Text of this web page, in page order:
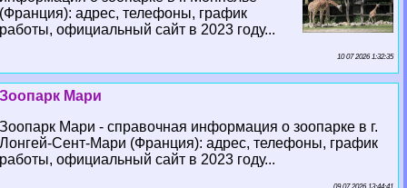
(Франция): адрес, телефоны, график
работы, официальный сайт в 2023 году...
10 07 2026 1:32:35
Зоопарк Мари
Зоопарк Мари - справочная информация о зоопарке в г.
Лонгeй-Сент-Мари (Франция): адрес, телефоны, график
работы, официальный сайт в 2023 году...